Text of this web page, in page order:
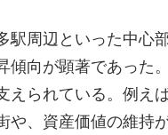
駅周辺といった中心
傾向が顕著であった
えられている。例え
や、資産価値の維持